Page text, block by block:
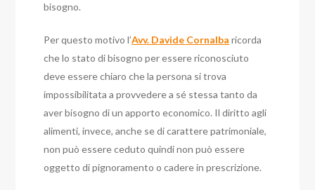
bisogno.
Per questo motivo l’Avv. Davide Cornalba ricorda
che lo stato di bisogno per essere riconosciuto
deve essere chiaro che la persona si trova
impossibilitata a provvedere a sé stessa tanto da
aver bisogno di un apporto economico. Il diritto agli
alimenti, invece, anche se di carattere patrimoniale,
non può essere ceduto quindi non può essere
oggetto di pignoramento o cadere in prescrizione.